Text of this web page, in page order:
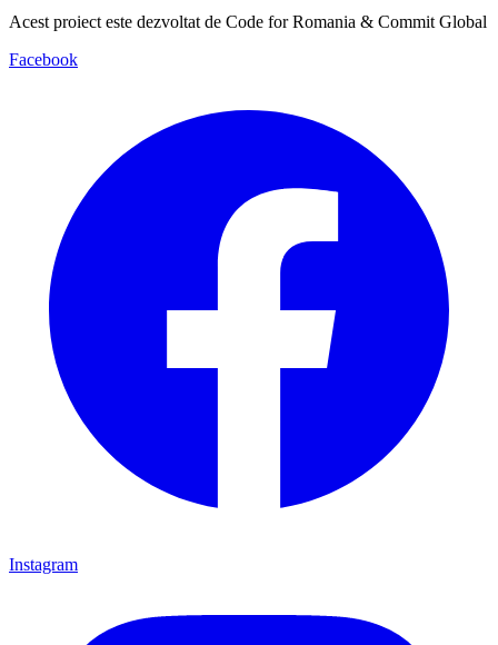
Acest proiect este dezvoltat de Code for Romania & Commit Global
Facebook
Instagram